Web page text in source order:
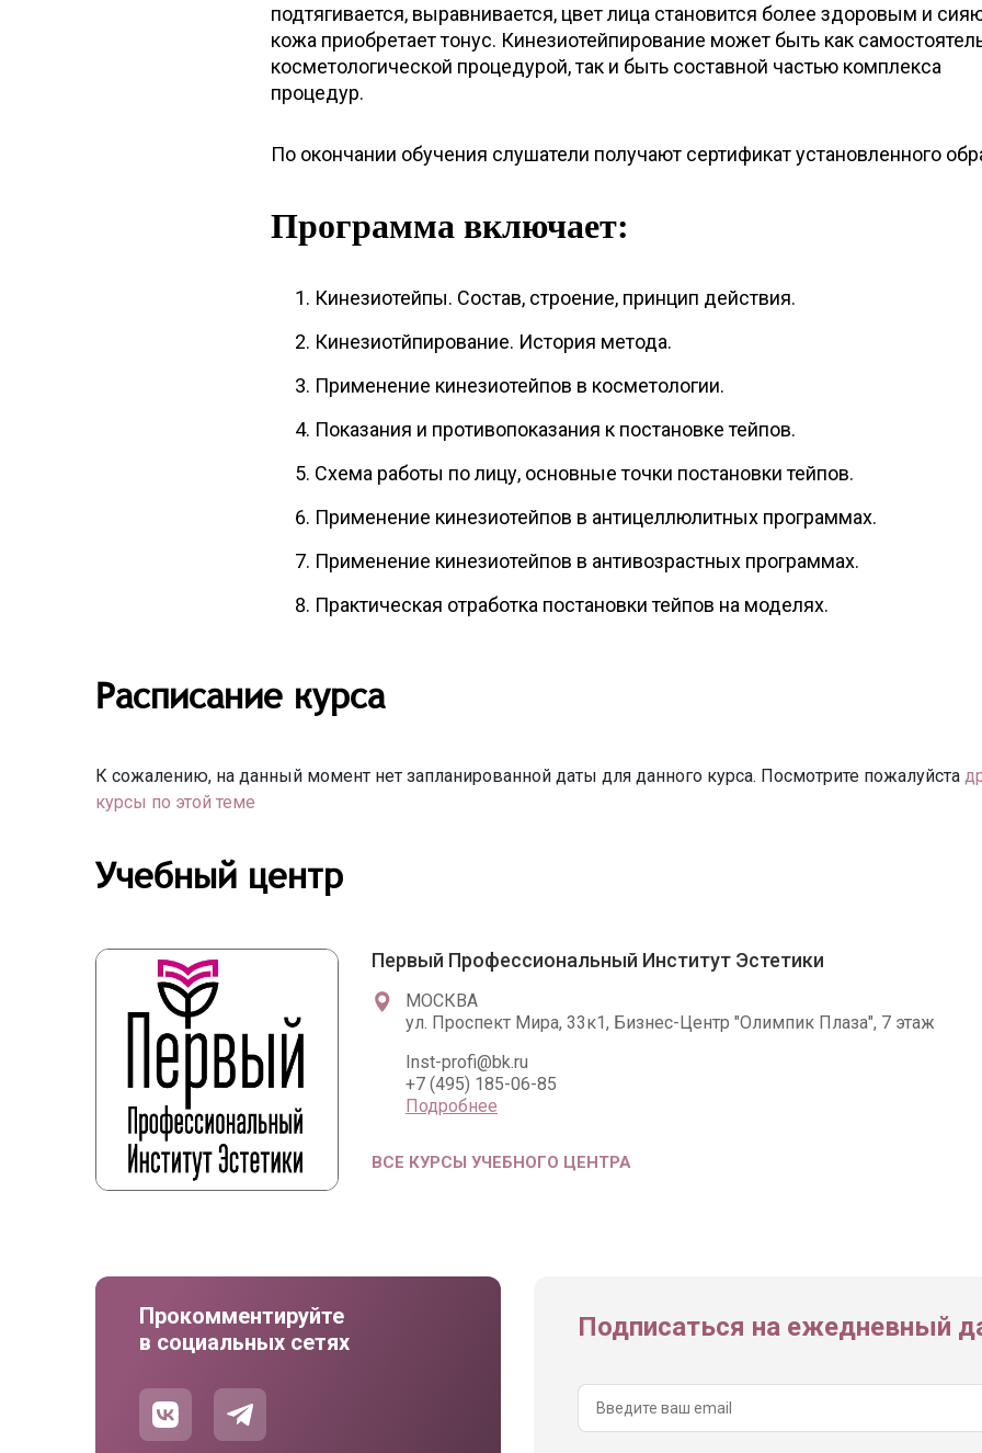
подтягивается, выравнивается, цвет лица становится более здоровым и
кожа приобретает тонус. Кинезиотейпирование может быть как
косметологической процедурой, так и быть составной частью комплекса
процедур.
По окончании обучения слушатели получают сертификат установленного
Программа включает:
Кинезиотейпы. Состав, строение, принцип действия.
Кинезиотйпирование. История метода.
Применение кинезиотейпов в косметологии.
Показания и противопоказания к постановке тейпов.
Схема работы по лицу, основные точки постановки тейпов.
Применение кинезиотейпов в антицеллюлитных программах.
Применение кинезиотейпов в антивозрастных программах.
Практическая отработка постановки тейпов на моделях.
Расписание курса
К сожалению, на данный момент нет запланированной даты для данного курса. Посмотрите пожалуйста
курсы по этой теме
Учебный центр
Первый Профессиональный Институт Эстетики
МОСКВА
ул. Проспект Мира, 33к1, Бизнес-Центр "Олимпик Плаза", 7 этаж
Inst-profi@bk.ru
+7 (495) 185-06-85
Подробнее
ВСЕ КУРСЫ УЧЕБНОГО ЦЕНТРА
Прокомментируйте
в социальных сетях
Подписаться на ежедневный